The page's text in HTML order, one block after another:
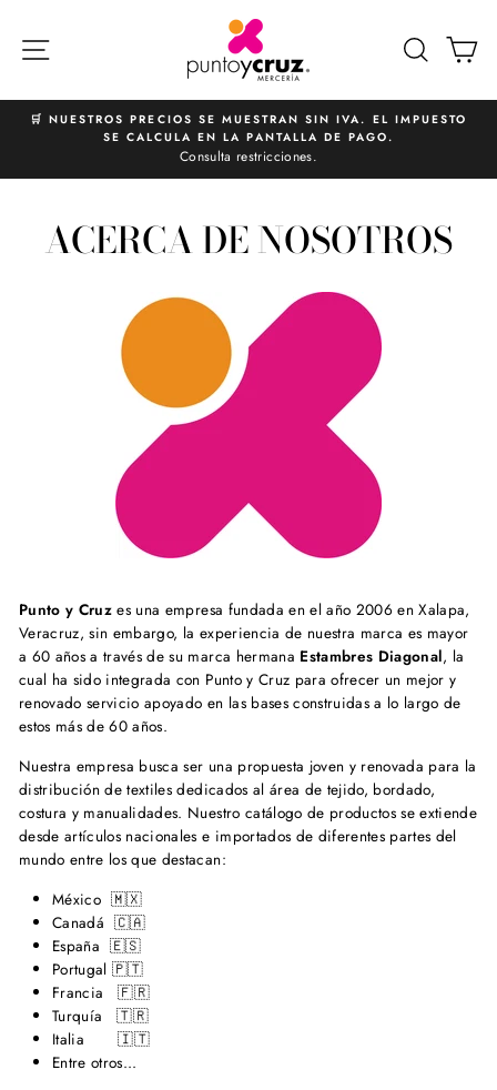
directamente
diapositivas
🛒 NUESTROS PRECIOS SE MUESTRAN SIN IVA. EL IMPUESTO
SE CALCULA EN LA PANTALLA DE PAGO.
Consulta restricciones.
ACERCA DE NOSOTROS
Punto y Cruz es una empresa fundada en el año 2006 en Xalapa,
Veracruz, sin embargo, la experiencia de nuestra marca es mayor
a 60 años a través de su marca hermana Estambres Diagonal, la
cual ha sido integrada con Punto y Cruz para ofrecer un mejor y
renovado servicio apoyado en las bases construidas a lo largo de
estos más de 60 años.
Nuestra empresa busca ser una propuesta joven y renovada para la
distribución de textiles dedicados al área de tejido, bordado,
costura y manualidades. Nuestro catálogo de productos se extiende
desde artículos nacionales e importados de diferentes partes del
mundo entre los que destacan:
México 🇲🇽
Canadá 🇨🇦
España 🇪🇸
Portugal 🇵🇹
Francia 🇫🇷
Turquía 🇹🇷
Italia 🇮🇹
Entre otros...